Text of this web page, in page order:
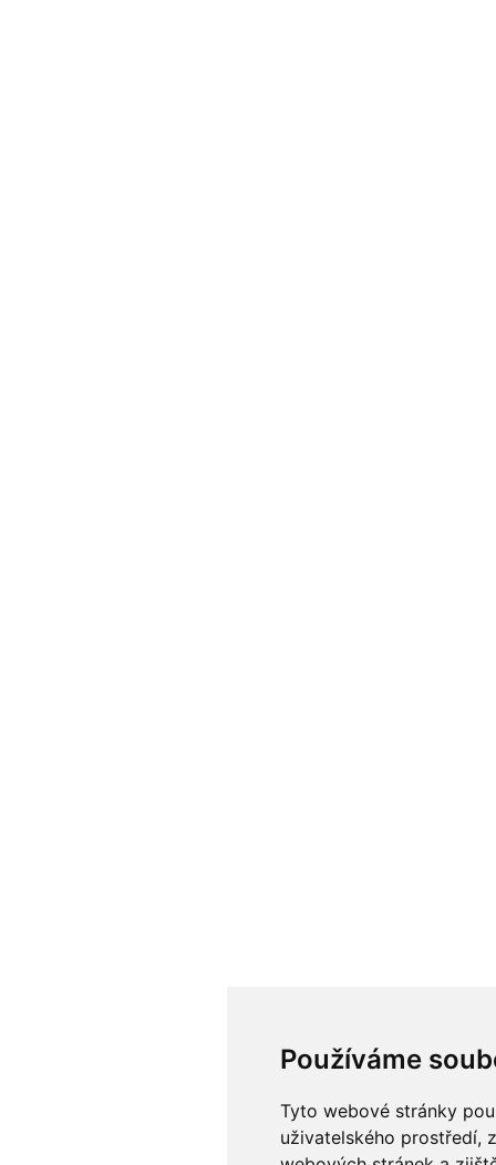
Používáme
Tyto webové stránky
uživatelského prostředí,